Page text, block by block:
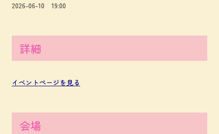
2026-06-10 19:00
詳細
イベントページを見る
会場